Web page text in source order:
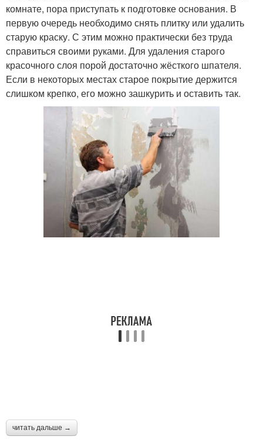
комнате, пора приступать к подготовке основания. В
первую очередь необходимо снять плитку или удалить
старую краску. С этим можно практически без труда
справиться своими руками. Для удаления старого
красочного слоя порой достаточно жёсткого шпателя.
Если в некоторых местах старое покрытие держится
слишком крепко, его можно зашкурить и оставить так.
читать дальше →